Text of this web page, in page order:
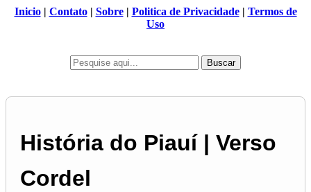
Inicio| Contato| Sobre| Politica de Privacidade| Termos de
Uso
Buscar
História do Piauí | Verso
Cordel